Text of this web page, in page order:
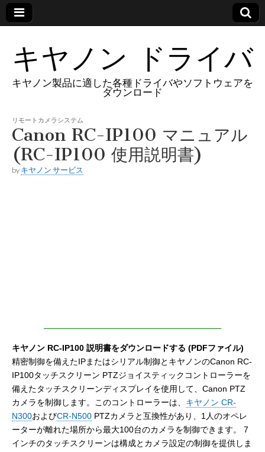
キヤノン ドライバ
キヤノン製品に適した各種ドライバやソフトウェアを
ダウンロード
リモートカメラシステム
Canon RC-IP100 マニュアル
(RC-IP100 使用説明書)
by キヤノン サービス
キヤノン RC-IP100 説明書をダウンロードする (PDFファイル)
精密制御を備えたIPまたはシリアル制御とキヤノンのCanon RC-
IP100タッチスクリーン PTZジョイスティックコントローラーを
備えたタッチスクリーンディスプレイを使用して、Canon PTZ
カメラを制御します。このコントローラーは、 キヤノン CR-
N300およびCR-N500 PTZカメラと互換性があり、1人のオペレ
ーターが離れた場所から最大100台のカメラを制御できます。 7
インチのタッチスクリーンは構成とカメラ設定の制御を提供しま